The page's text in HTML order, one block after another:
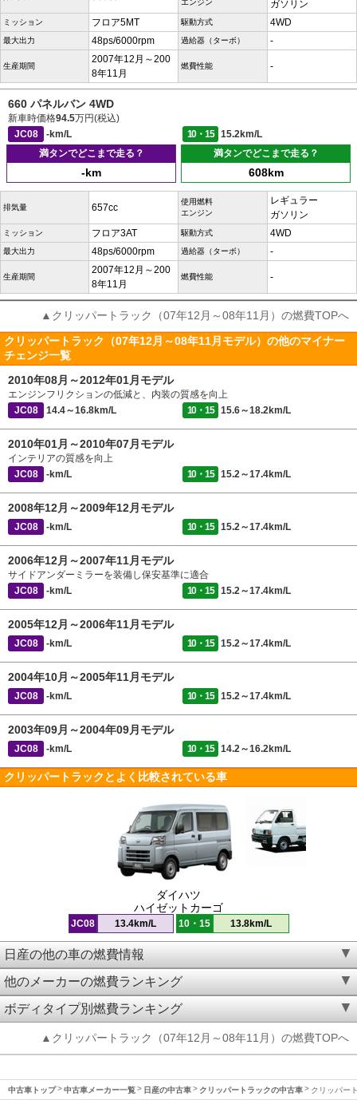
エンジン
ガソリン
ミッション フロア5MT 駆動方式 4WD
最大出力 48ps/6000rpm 過給器（ターボ） -
生産期間
2007年12月～200
8年11月
燃費性能 -
660 パネルバン 4WD
新車時価格94.5万円(税込)
JC08
-km/L 10・15
15.2km/L
満タンでどこまで走る？
-km
満タンでどこまで走る？
608km
排気量 657cc
使用燃料
エンジン
レギュラー
ガソリン
ミッション フロア3AT 駆動方式 4WD
最大出力 48ps/6000rpm 過給器（ターボ） -
生産期間
2007年12月～200
8年11月
燃費性能 -
▲クリッパートラック（07年12月～08年11月）の燃費TOPへ
クリッパートラック（07年12月～08年11月モデル）の他のマイナー
チェンジ一覧
2010年08月～2012年01月モデル
エンジンフリクションの低減と、内装の質感を向上
JC08
14.4～16.8km/L 10・15 15.6～18.2km/L
2010年01月～2010年07月モデル
インテリアの質感を向上
JC08
-km/L 10・15 15.2～17.4km/L
2008年12月～2009年12月モデル
JC08 -km/L 10・15 15.2～17.4km/L
2006年12月～2007年11月モデル
サイドアンダーミラーを装備し保安基準に適合
JC08
-km/L 10・15 15.2～17.4km/L
2005年12月～2006年11月モデル
JC08 -km/L 10・15 15.2～17.4km/L
2004年10月～2005年11月モデル
JC08 -km/L 10・15 15.2～17.4km/L
2003年09月～2004年09月モデル
JC08 -km/L 10・15 14.2～16.2km/L
クリッパートラックとよく比較されている車
ダイハツ
ハイゼットカーゴ
JC08 13.4km/L 10・15 13.8km/L
日産の他の車の燃費情報
他のメーカーの燃費ランキング
ボディタイプ別燃費ランキング
▲クリッパートラック（07年12月～08年11月）の燃費TOPへ
中古車トップ 中古車メーカー一覧 日産の中古車 クリッパートラックの中古車 クリッパー